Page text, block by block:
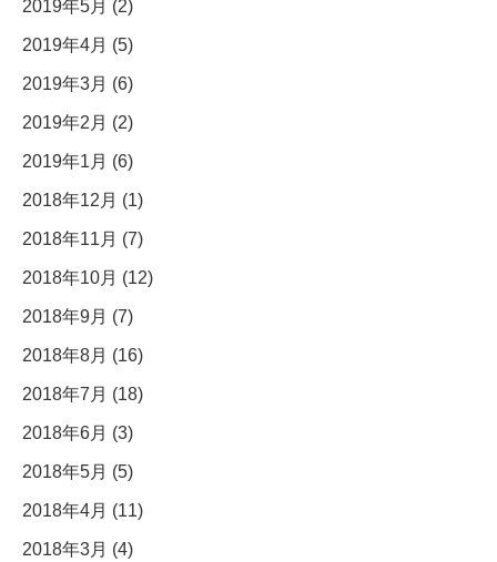
2019年5月 (2)
2019年4月 (5)
2019年3月 (6)
2019年2月 (2)
2019年1月 (6)
2018年12月 (1)
2018年11月 (7)
2018年10月 (12)
2018年9月 (7)
2018年8月 (16)
2018年7月 (18)
2018年6月 (3)
2018年5月 (5)
2018年4月 (11)
2018年3月 (4)